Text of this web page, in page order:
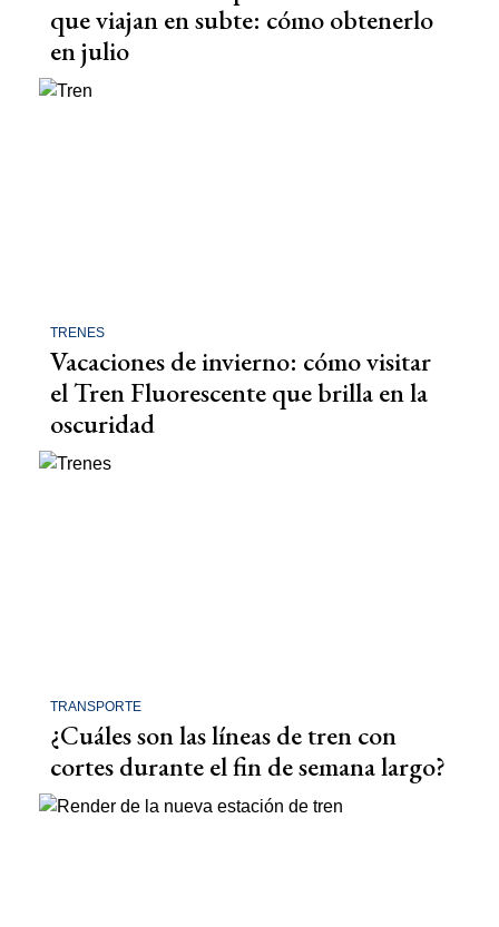
que viajan en subte: cómo obtenerlo
en julio
TRENES
Vacaciones de invierno: cómo visitar
el Tren Fluorescente que brilla en la
oscuridad
TRANSPORTE
¿Cuáles son las líneas de tren con
cortes durante el fin de semana largo?